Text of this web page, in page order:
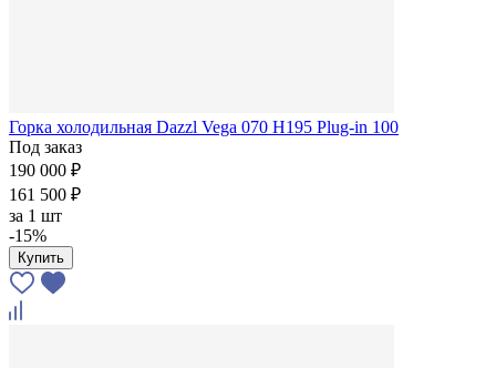
Горка холодильная Dazzl Vega 070 H195 Plug-in 100
Под заказ
190 000 ₽
161 500 ₽
за 1 шт
-15%
Купить